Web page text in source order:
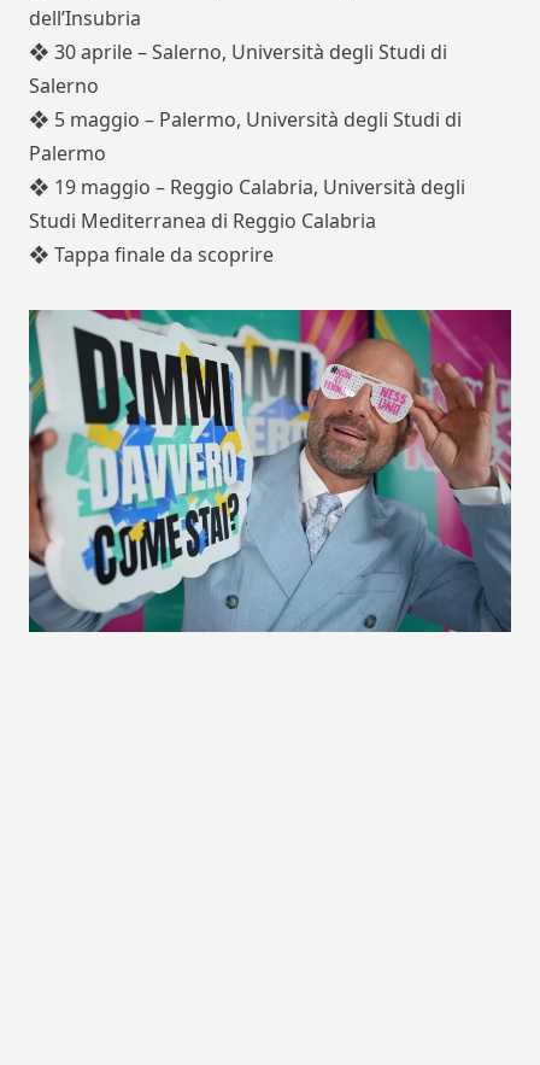
dell’Insubria
❖ 30 aprile –Salerno, Università degli Studi di
Salerno
❖ 5 maggio – Palermo, Università degli Studi di
Palermo
❖ 19 maggio – Reggio Calabria, Università degli
Studi Mediterranea di Reggio Calabria
❖ Tappa finale da scoprire